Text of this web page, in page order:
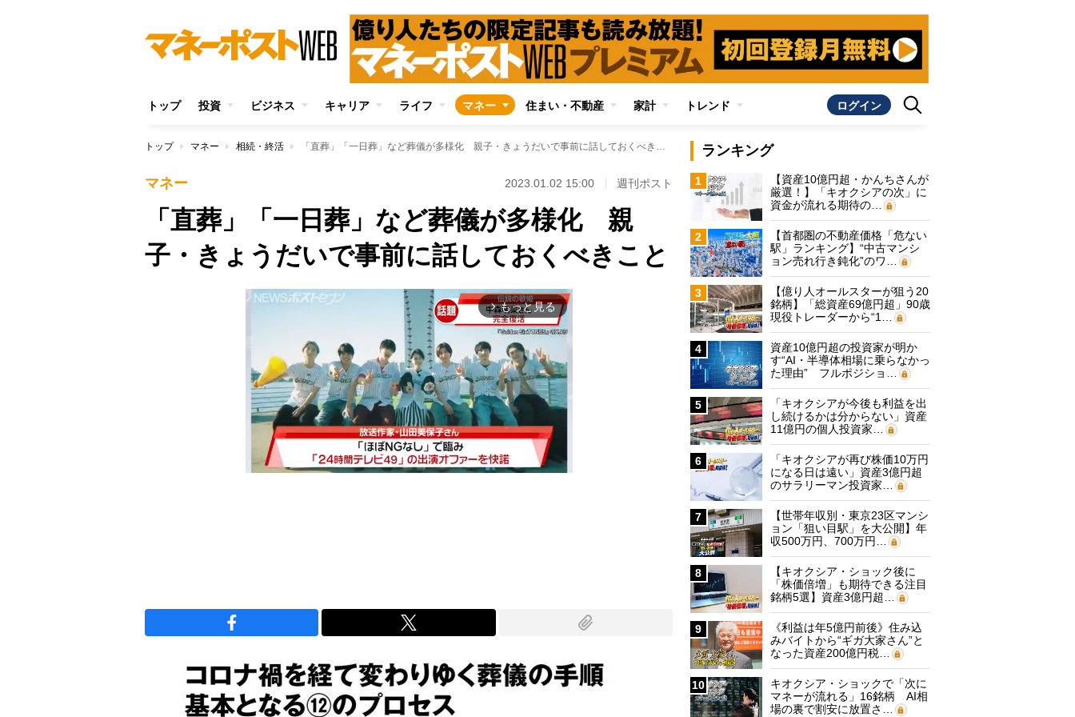
トップ 投資 ビジネス キャリア ライフ マネー 住まい・不動産 家計 トレンド ログイン
トップ マネー 相続・終活 「直葬」「一日葬」など葬儀が多様化 親子・きょうだいで事前に話しておくべきこと
マネー 2023.01.02 15:00 週刊ポスト
「直葬」「一日葬」など葬儀が多様化 親
子・きょうだいで事前に話しておくべきこと
arrow_forward_ios もっと見る
ランキング
1
【資産10億円超・かんちさんが
厳選！】「キオクシアの次」に
資金が流れる期待の…
2
【首都圏の不動産価格「危ない
駅」ランキング】“中古マンシ
ョン売れ行き鈍化”のワ…
3
【億り人オールスターが狙う20
銘柄】「総資産69億円超」90歳
現役トレーダーから“1…
4
資産10億円超の投資家が明か
す“AI・半導体相場に乗らなかっ
た理由” フルポジショ…
5
「キオクシアが今後も利益を出
し続けるかは分からない」資産
11億円の個人投資家…
6
「キオクシアが再び株価10万円
になる日は遠い」資産3億円超
のサラリーマン投資家…
7
【世帯年収別・東京23区マンシ
ョン「狙い目駅」を大公開】年
収500万円、700万円…
8
【キオクシア・ショック後に
「株価倍増」も期待できる注目
銘柄5選】資産3億円超…
9
《利益は年5億円前後》住み込
みバイトから“ギガ大家さん”と
なった資産200億円税…
10
キオクシア・ショックで「次に
マネーが流れる」16銘柄 AI相
場の裏で割安に放置さ…